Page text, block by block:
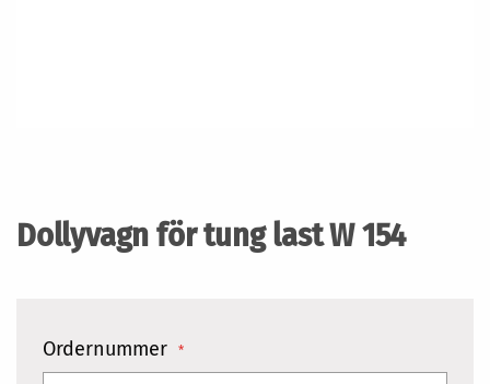
Dollyvagn för tung last W 154
Ordernummer
av
bildgalleriet